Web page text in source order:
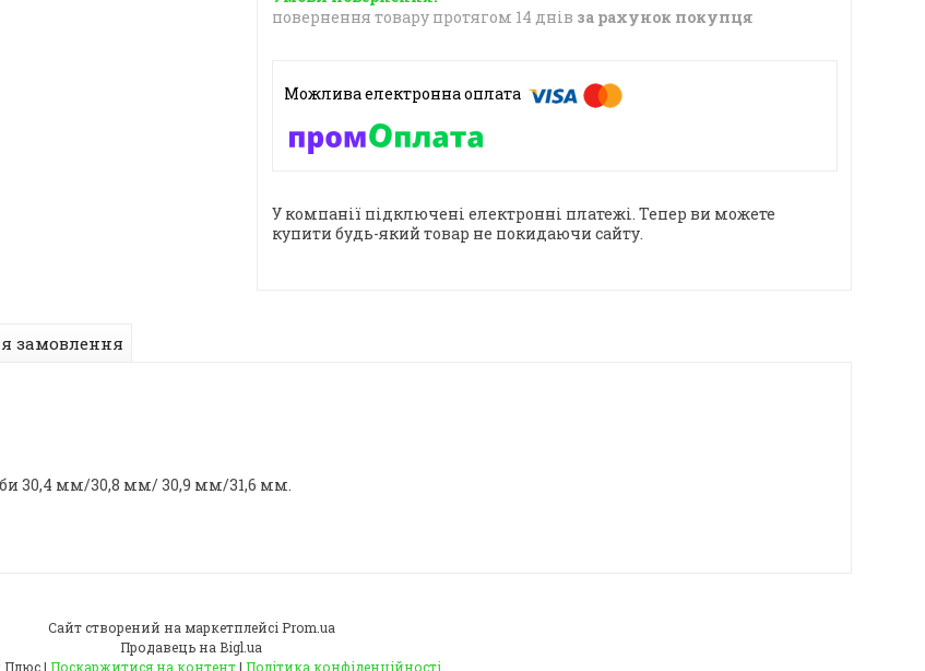
повернення товару протягом 14 днів за рахунок покупця
У компанії підключені електронні платежі. Тепер ви можете
купити будь-який товар не покидаючи сайту.
замовлення
30,4 мм/30,8 мм/ 30,9 мм/31,6 мм.
Сайт створений на маркетплейсі Prom.ua
Продавець на Bigl.ua
Практик Плюс | Поскаржитися на контент| Політика конфіденційності